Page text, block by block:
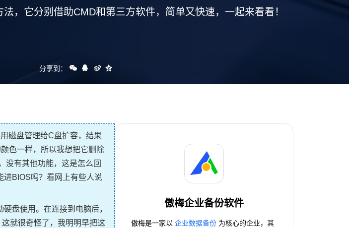
，它分别借助CMD和第三方软件，简单又快速，一起来看看！
分享到：
磁盘管理给C盘扩容，结果
色一样，所以我想把它删除
没有其他功能，这是怎么回
进BIOS吗？看网上有些人说
盘使用。在连接到电脑后，
就很奇怪了，我明明早把这
傲梅企业备份软件
傲梅是一家以 企业数据备份 为核心的企业，其